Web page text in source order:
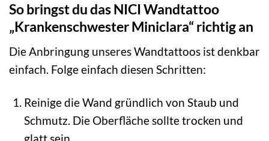
So bringst du das NICI Wandtattoo
„Krankenschwester Miniclara“ richtig an
Die Anbringung unseres Wandtattoos ist denkbar
einfach. Folge einfach diesen Schritten:
Reinige die Wand gründlich von Staub und
Schmutz. Die Oberfläche sollte trocken und